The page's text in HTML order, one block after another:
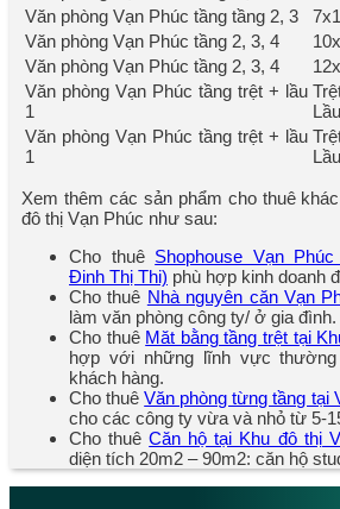
Văn phòng Vạn Phúc tầng tầng 2, 3
Văn phòng Vạn Phúc tầng 2, 3, 4
Văn phòng Vạn Phúc tầng 2, 3, 4
Văn phòng Vạn Phúc tầng trệt + lầu
1
Văn phòng Vạn Phúc tầng trệt + lầu
1
Xem thêm các sản phẩm cho thuê
đô thị Vạn Phúc như sau:
Cho thuê Shophouse Vạn
Đinh Thị Thi) phù hợp kinh doanh
Cho thuê Nhà nguyên căn Vạn
làm văn phòng công ty/ ở gia đình.
Cho thuê Măt bằng tầng trệt tại
hợp với những lĩnh vực
khách hàng.
Cho thuêVăn phòng từng tầng tại
cho các công ty vừa và nhỏ từ 5-
Cho thuêCăn hộ tại Khu đô thị
diện tích 20m2 – 90m2: căn hộ